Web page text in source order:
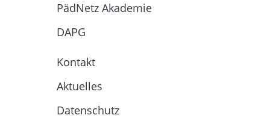
PädNetz Akademie
DAPG
Kontakt
Aktuelles
Datenschutz